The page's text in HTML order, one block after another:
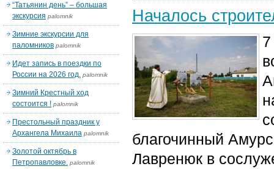
Началось
благочинный
Лавренюк в
“Татьянин день” – большая
экскурсия palomnik
Зимние экскурсии для
паломников palomnik
Идет запись в поездки по
России на 2026 год. palomnik
Зимний Крестный ход
состоится ! palomnik
Престольный праздник у
Архангела Михаила palomnik
Золотой октябрь в
Петропавловке. palomnik